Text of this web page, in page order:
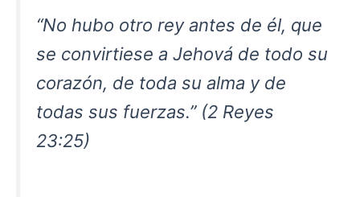
“No hubo otro rey antes de él, que
se convirtiese a Jehová de todo su
corazón, de toda su alma y de
todas sus fuerzas.” (2 Reyes
23:25)